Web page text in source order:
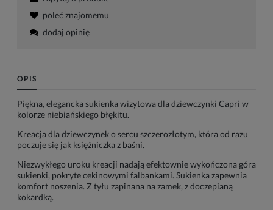
poleć znajomemu
dodaj opinię
OPIS
Piękna, elegancka sukienka wizytowa dla dziewczynki Capri w
kolorze niebiańskiego błękitu.
Kreacja dla dziewczynek o sercu szczerozłotym, która od razu
poczuje się jak księżniczka z baśni.
Niezwykłego uroku kreacji nadają efektownie wykończona góra
sukienki, pokryte cekinowymi falbankami. Sukienka zapewnia
komfort noszenia. Z tyłu zapinana na zamek, z doczepianą
kokardką.